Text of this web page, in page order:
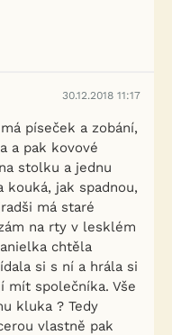
30.12.2018 11:17
píseček a zobání,
a pak kovové
stolku a jednu
kouká, jak spadnou,
má staré
na rty v lesklém
chtěla
si s ní a hrála si
mít společníka. Vše
kluka ? Tedy
vlastně pak